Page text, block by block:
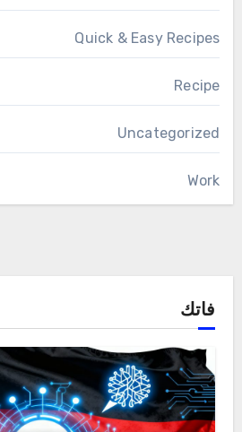
Quick & Easy Recipes
Recipe
Uncategorized
Work
فاتك